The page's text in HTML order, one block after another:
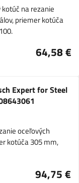
na rezanie
priemer kotúča
64,58 €
Expert for Steel
oceľových
kotúča 305 mm,
94,75 €